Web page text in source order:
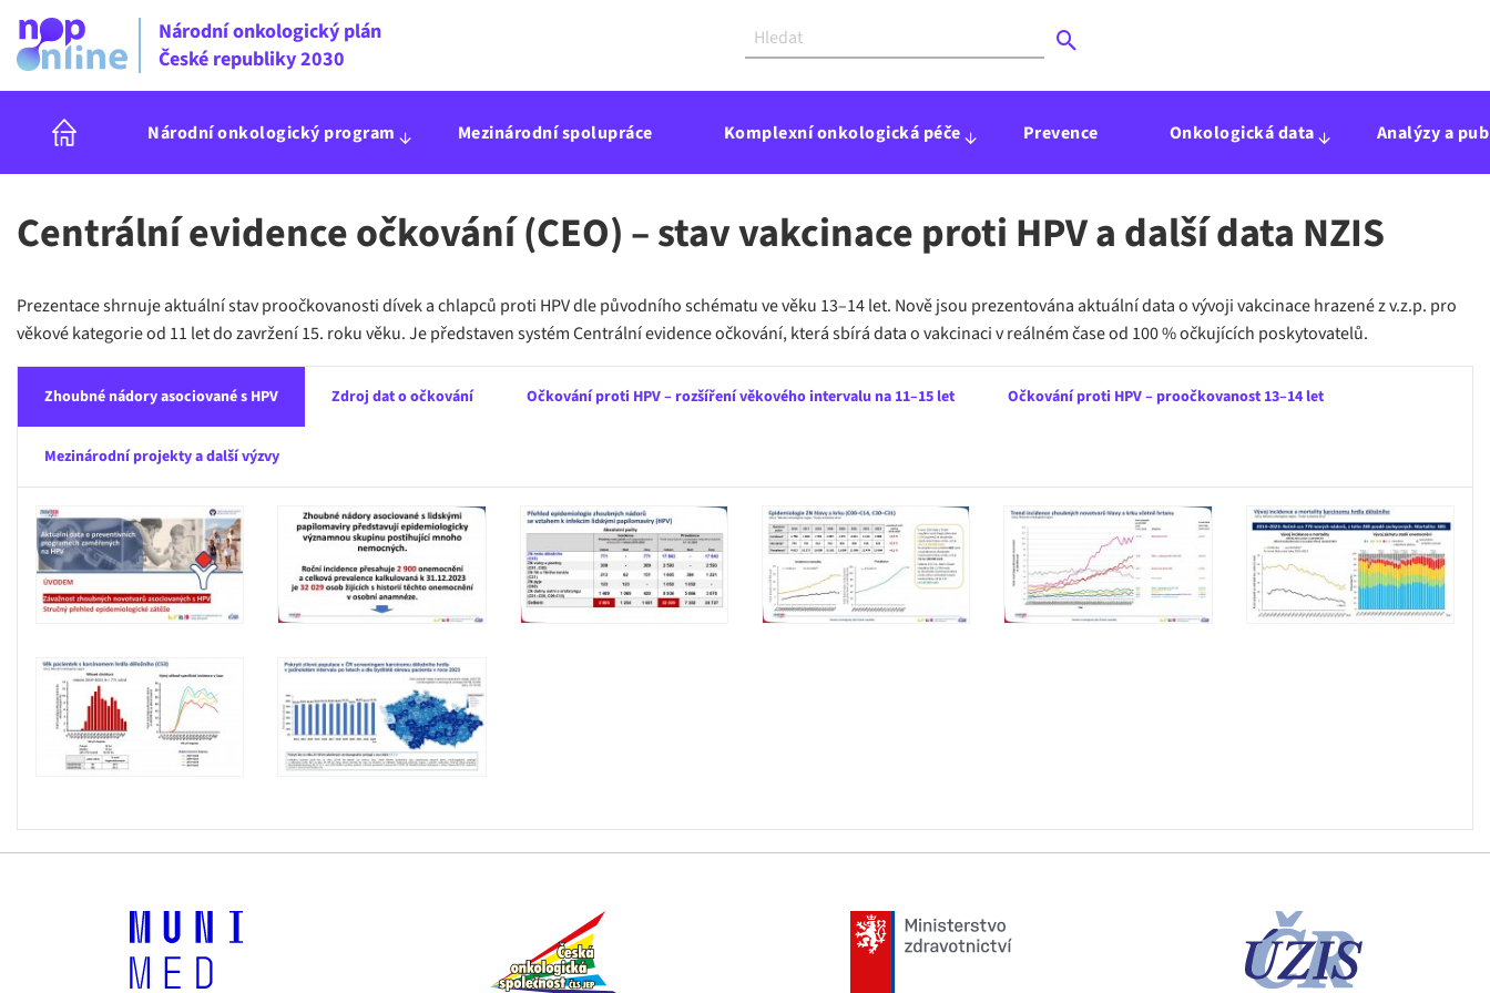
Národní onkologický plán
České republiky 2030
Národní onkologický program Mezinárodní spolupráce Komplexní onkologická péče Prevence Onkologická data Analýzy a
Centrální evidence očkování (CEO) – stav vakcinace proti HPV a další data NZIS
Prezentace shrnuje aktuální stav proočkovanosti dívek a chlapců proti HPV dle původního schématu ve věku 13–14 let. Nově jsou prezentována aktuální data o vývoji vakcinace hrazené z v.z.p. pro
věkové kategorie od 11 let do zavržení 15. roku věku. Je představen systém Centrální evidence očkování, která sbírá data o vakcinaci v reálném čase od 100 % očkujících poskytovatelů.
Zhoubné nádory asociované s HPV Zdroj dat o očkování Očkování proti HPV – rozšíření věkového intervalu na 11–15 let Očkování proti HPV – proočkovanost 13–14 let
Mezinárodní projekty a další výzvy